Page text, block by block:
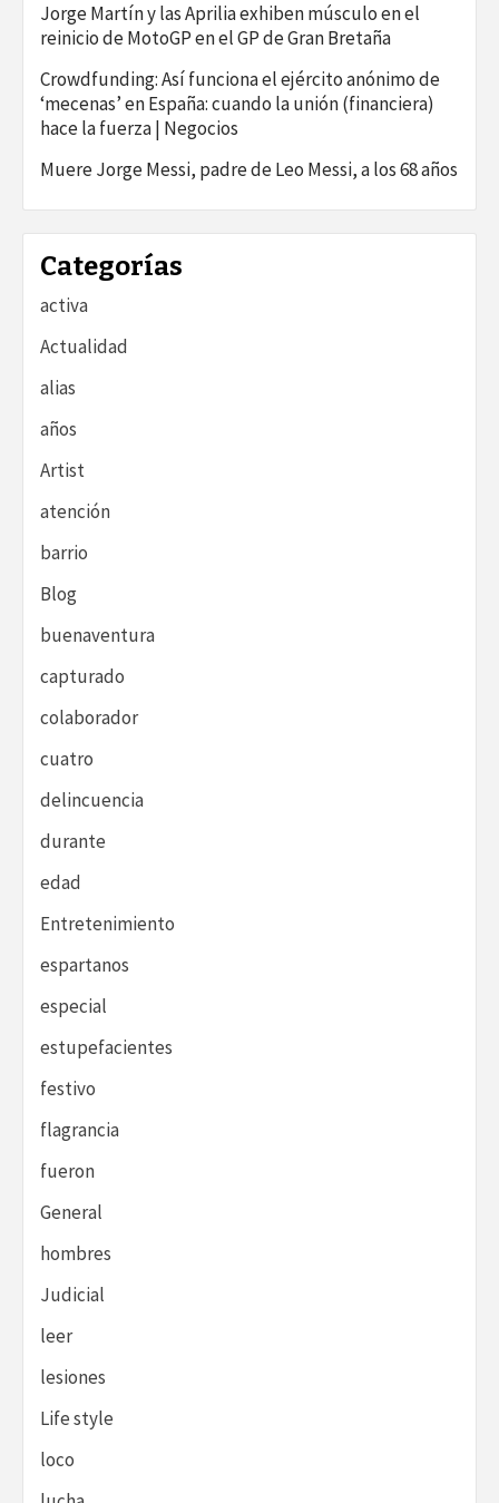
Jorge Martín y las Aprilia exhiben músculo en el
reinicio de MotoGP en el GP de Gran Bretaña
Crowdfunding: Así funciona el ejército anónimo de
‘mecenas’ en España: cuando la unión (financiera)
hace la fuerza | Negocios
Muere Jorge Messi, padre de Leo Messi, a los 68 años
Categorías
activa
Actualidad
alias
años
Artist
atención
barrio
Blog
buenaventura
capturado
colaborador
cuatro
delincuencia
durante
edad
Entretenimiento
espartanos
especial
estupefacientes
festivo
flagrancia
fueron
General
hombres
Judicial
leer
lesiones
Life style
loco